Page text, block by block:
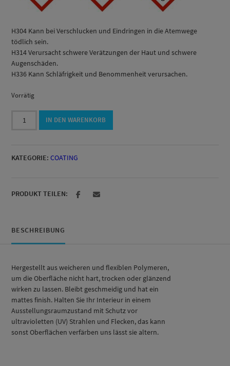
H304 Kann bei Verschlucken und Eindringen in die Atemwege
tödlich sein.
H314 Verursacht schwere Verätzungen der Haut und schwere
Augenschäden.
H336 Kann Schläfrigkeit und Benommenheit verursachen.
Vorrätig
Coat
IN DEN WARENKORB
KATEGORIE: COATING
PRODUKT TEILEN:
BESCHREIBUNG
Hergestellt aus weicheren und flexiblen Polymeren,
um die Oberfläche nicht hart, trocken oder glänzend
wirken zu lassen. Bleibt geschmeidig und hat ein
mattes finish. Halten Sie Ihr Interieur in einem
Ausstellungsraumzustand mit Schutz vor
ultravioletten (UV) Strahlen und Flecken, das kann
sonst Oberflächen verfärben uns lässt sie altern.